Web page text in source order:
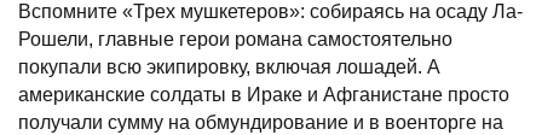
Вспомните «Трех мушкетеров»: собираясь на осаду Ла-
Рошели, главные герои романа самостоятельно
покупали всю экипировку, включая лошадей. А
американские солдаты в Ираке и Афганистане просто
получали сумму на обмундирование и в военторге на